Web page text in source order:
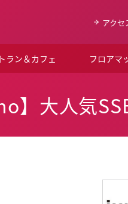
アク
ラン＆カフェ フロアマ
】大人気